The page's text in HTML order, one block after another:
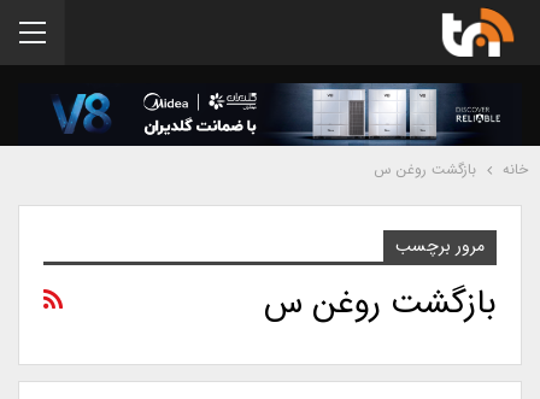
خانه بازگشت روغن س
مرور برچسب
بازگشت روغن س